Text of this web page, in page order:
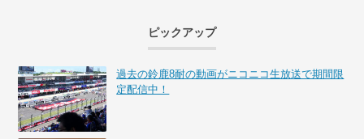
ピックアップ
過去の鈴鹿8耐の動画がニコニコ生放送で期間限
定配信中！